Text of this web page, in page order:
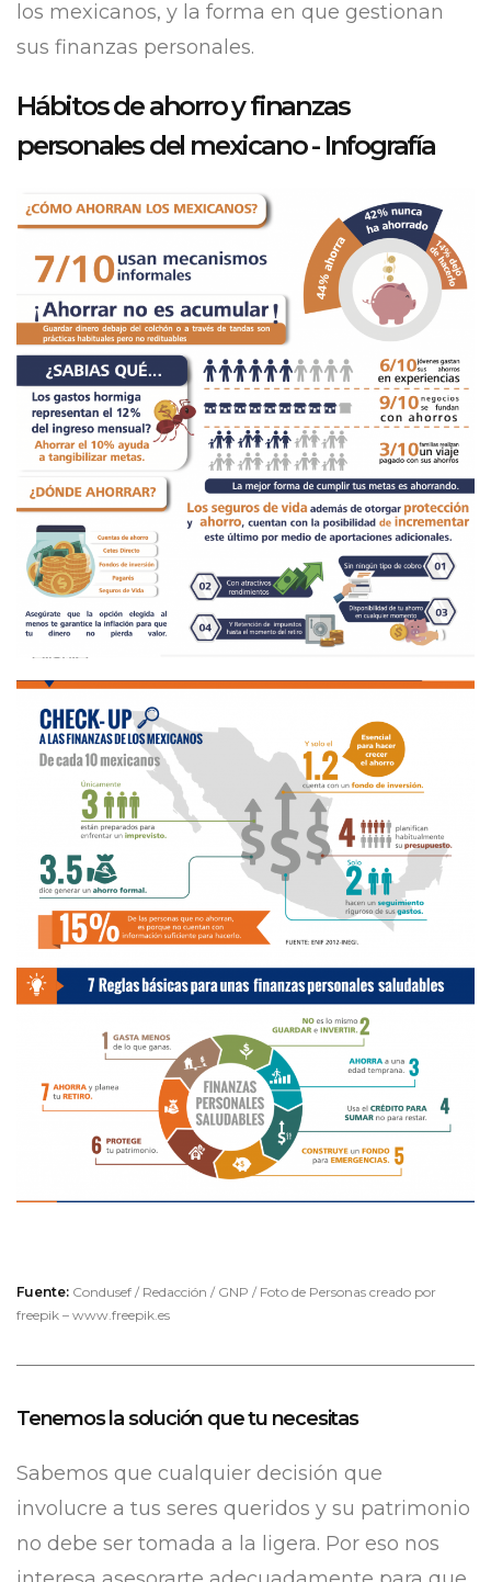
los mexicanos, y la forma en que gestionan
sus finanzas personales.
Hábitos de ahorro y finanzas
personales del mexicano - Infografía
Fuente: Condusef / Redacción / GNP / Foto de Personas creado por
freepik – www.freepik.es
Tenemos la solución que tu necesitas
Sabemos que cualquier decisión que
involucre a tus seres queridos y su patrimonio
no debe ser tomada a la ligera. Por eso nos